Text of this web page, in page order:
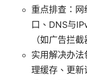
重点排查：
口、DNS与
（如广告拦
实用解决办
理缓存、更新